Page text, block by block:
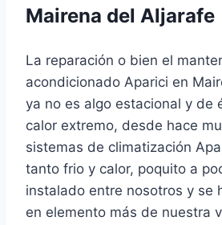
Mairena del Aljarafe
La reparación o bien el
acondicionado Aparici en
ya no es algo estacional y de
calor extremo, desde hace
sistemas de climatización
tanto frio y calor, poquito a
instalado entre nosotros y se
en elemento más de nuestra